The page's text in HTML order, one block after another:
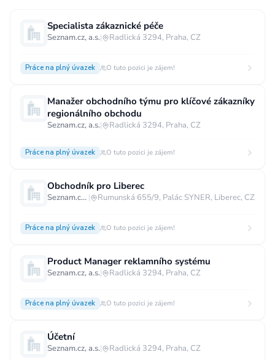
Specialista zákaznické péče
Seznam.cz, a.s.| Radlická 3294, Praha, CZ
Práce na plný úvazek O tuto pozici je zájem!
Manažer obchodního týmu pro klíčové zákazníky
regionálního obchodu
Seznam.cz, a.s.| Radlická 3294, Praha, CZ
Práce na plný úvazek O tuto pozici je zájem!
Obchodník pro Liberec
Seznam.cz, a.s. | Rumunská 655/9, Palác SYNER, Liberec, CZ
Práce na plný úvazek O tuto pozici je zájem!
Product Manager reklamního systému
Seznam.cz, a.s.| Radlická 3294, Praha, CZ
Práce na plný úvazek O tuto pozici je zájem!
Účetní
Seznam.cz, a.s.| Radlická 3294, Praha, CZ
Měsíční plat
40 000 CZK a více
60 000 CZK a více
Ostatní mzdy
za hodinu za manday
Práce na plný úvazek
Práce na zkrácený úvazek
Krátkodobá práce
Vzdělání
Odborné vyučení bez maturity
Středoškolské nebo odborné vyučení s maturitou
Vyšší odborné
Bakalářské